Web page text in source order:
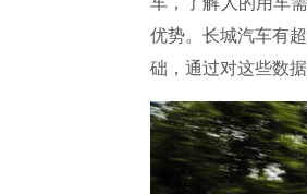
优势。长城汽车有
础，通过对这些数